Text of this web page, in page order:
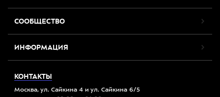
СООБЩЕСТВО
ИНФОРМАЦИЯ
КОНТАКТЫ
Москва, ул. Сайкина 4 и ул. Сайкина 6/5